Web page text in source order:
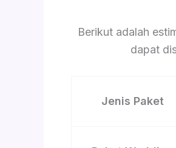
Berikut adalah
dapat
Jenis Paket